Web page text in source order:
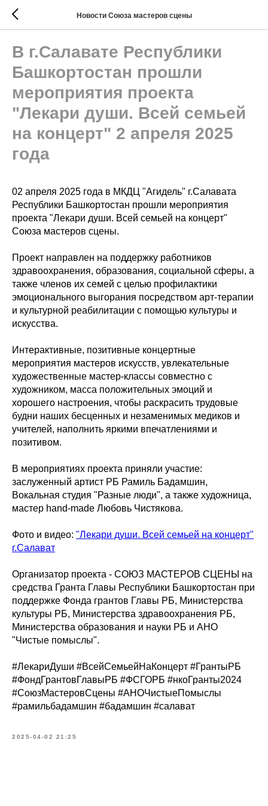
Новости Союза мастеров сцены
В г.Салавате Республики
Башкортостан прошли
мероприятия проекта
"Лекари души. Всей семьей
на концерт" 2 апреля 2025
года
02 апреля 2025 года в МКДЦ "Агидель" г.Салавата
Республики Башкортостан прошли мероприятия
проекта "Лекари души. Всей семьей на концерт"
Союза мастеров сцены.
Проект направлен на поддержку работников
здравоохранения, образования, социальной сферы, а
также членов их семей с целью профилактики
эмоционального выгорания посредством арт-терапии
и культурной реабилитации с помощью культуры и
искусства.
Интерактивные, позитивные концертные
мероприятия мастеров искусств, увлекательные
художественные мастер-классы совместно с
художником, масса положительных эмоций и
хорошего настроения, чтобы раскрасить трудовые
будни наших бесценных и незаменимых медиков и
учителей, наполнить яркими впечатлениями и
позитивом.
В мероприятиях проекта приняли участие:
заслуженный артист РБ Рамиль Бадамшин,
Вокальная студия "Разные люди", а также художница,
мастер hand-made Любовь Чистякова.
Фото и видео: "Лекари души. Всей семьей на концерт"
г.Салават
Организатор проекта - СОЮЗ МАСТЕРОВ СЦЕНЫ на
средства Гранта Главы Республики Башкортостан при
поддержке Фонда грантов Главы РБ, Министерства
культуры РБ, Министерства здравоохранения РБ,
Министерства образования и науки РБ и АНО
"Чистые помыслы".
#ЛекариДуши #ВсейСемьейНаКонцерт #ГрантыРБ
#ФондГрантовГлавыРБ #ФСГОРБ #нкоГранты2024
#СоюзМастеровСцены #АНОЧистыеПомыслы
#рамильбадамшин #бадамшин #салават
2025-04-02 21:25